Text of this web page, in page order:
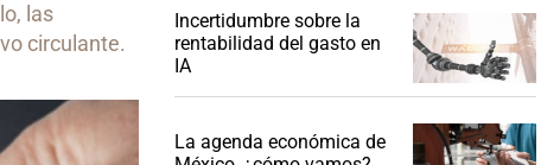
las
circulante.
Incertidumbre sobre la
rentabilidad del gasto en
IA
La agenda económica de